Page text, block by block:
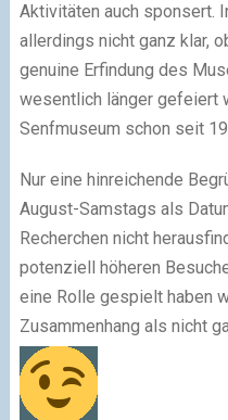
Aktivitäten auch sponsert.
allerdings nicht ganz klar,
genuine Erfindung des
wesentlich länger gefeiert
Senfmuseum schon seit
Nur eine hinreichende
August-Samstags als
Recherchen nicht
potenziell höheren
eine Rolle gespielt haben
Zusammenhang als nicht